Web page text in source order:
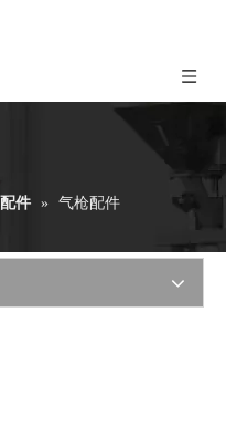
配件 » 气枪配件